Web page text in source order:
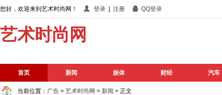
您好，欢迎来到艺术时尚网！ 登录 注册 QQ登录
艺术时尚网
首页 新闻 娱体 财经 汽车
当前位置： 广告 > 艺术时尚网 > 新闻 > 正文